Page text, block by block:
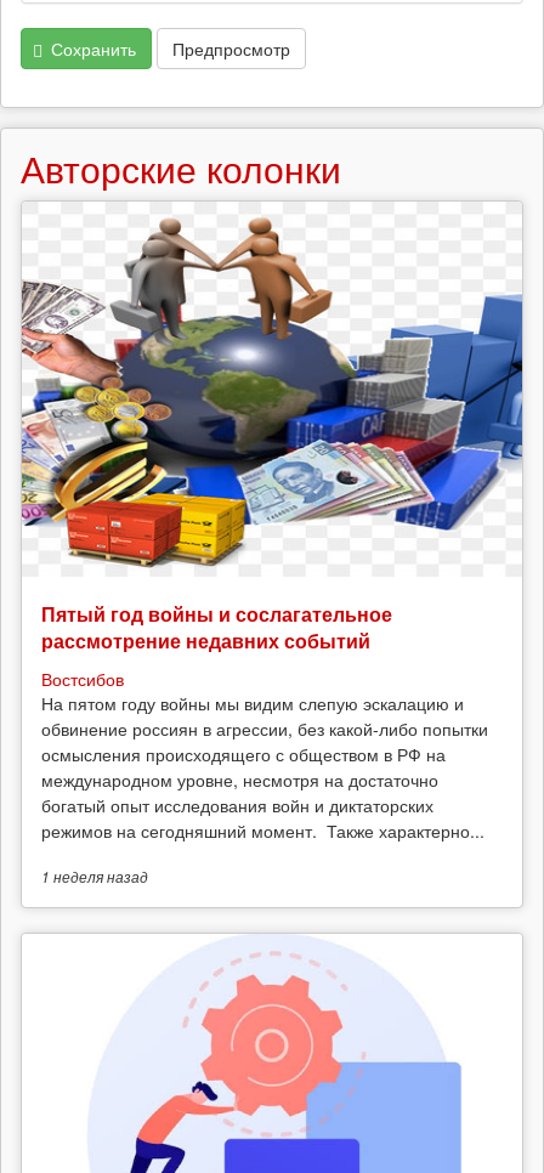
Сохранить Предпросмотр
Авторские колонки
Пятый год войны и сослагательное
рассмотрение недавних событий
Востсибов
На пятом году войны мы видим слепую эскалацию и
обвинение россиян в агрессии, без какой-либо попытки
осмысления происходящего с обществом в РФ на
международном уровне, несмотря на достаточно
богатый опыт исследования войн и диктаторских
режимов на сегодняшний момент. Также характерно...
1 неделяназад